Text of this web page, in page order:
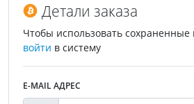
Детали заказа
Чтобы использовать
войти в систему
E-MAIL АДРЕС